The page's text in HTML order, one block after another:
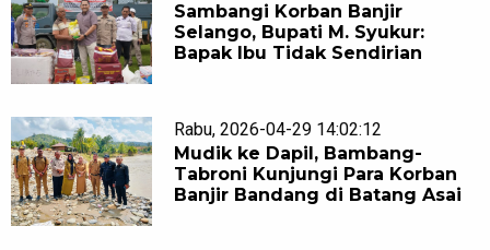
Sambangi Korban Banjir
Selango, Bupati M. Syukur:
Bapak Ibu Tidak Sendirian
Rabu, 2026-04-29 14:02:12
Mudik ke Dapil, Bambang-
Tabroni Kunjungi Para Korban
Banjir Bandang di Batang Asai